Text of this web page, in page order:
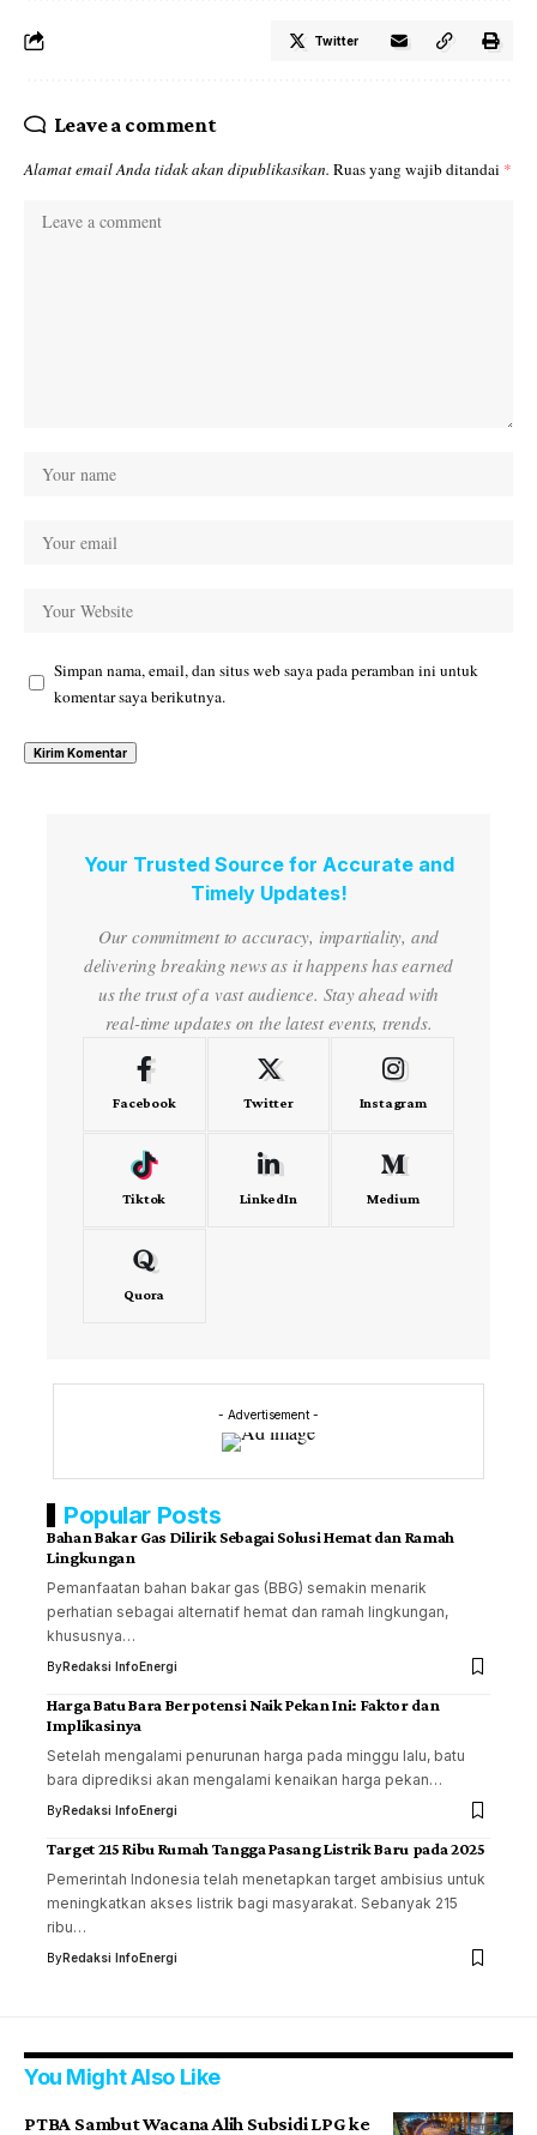
Twitter
Leave a comment
Alamat email Anda tidak akan dipublikasikan. Ruas yang wajib ditandai *
Simpan nama, email, dan situs web saya pada peramban ini untuk
komentar saya berikutnya.
Your Trusted Source for Accurate and
Timely Updates!
Our commitment to accuracy, impartiality, and
delivering breaking news as it happens has earned
us the trust of a vast audience. Stay ahead with
real-time updates on the latest events, trends.
Facebook Twitter Instagram
Tiktok LinkedIn Medium
Quora
- Advertisement -
Popular Posts
Bahan Bakar Gas Dilirik Sebagai Solusi Hemat dan Ramah
Lingkungan
Pemanfaatan bahan bakar gas (BBG) semakin menarik
perhatian sebagai alternatif hemat dan ramah lingkungan,
khususnya…
ByRedaksi InfoEnergi
Harga Batu Bara Berpotensi Naik Pekan Ini: Faktor dan
Implikasinya
Setelah mengalami penurunan harga pada minggu lalu, batu
bara diprediksi akan mengalami kenaikan harga pekan…
ByRedaksi InfoEnergi
Target 215 Ribu Rumah Tangga Pasang Listrik Baru pada 2025
Pemerintah Indonesia telah menetapkan target ambisius untuk
meningkatkan akses listrik bagi masyarakat. Sebanyak 215
ribu…
ByRedaksi InfoEnergi
You Might Also Like
PTBA Sambut Wacana Alih Subsidi LPG ke